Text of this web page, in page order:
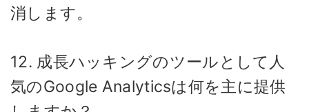
消します。
12. 成長ハッキングのツールとして人
気のGoogle Analyticsは何を主に提供